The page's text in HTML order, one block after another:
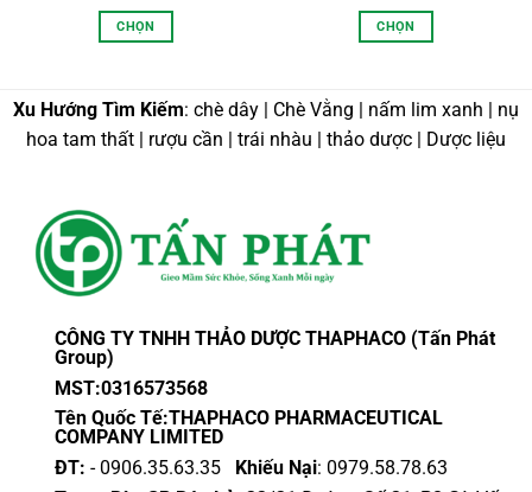
CHỌN
này
có
nhiều
chọn
thể
chọn
trang
phẩm
CHỌN
này
nhiều
thể
được
trang
phẩm
Xu Hướng Tìm Kiếm: chè dây | Chè Vằng | nấm lim xanh | nụ
hoa tam thất | rượu cần | trái nhàu | thảo dược | Dược liệu
CÔNG TY TNHH THẢO DƯỢC THAPHACO (Tấn Phát
Group)
MST:0316573568
Tên Quốc Tế:THAPHACO PHARMACEUTICAL
COMPANY LIMITED
ĐT: - 0906.35.63.35 Khiếu Nại: 0979.58.78.63